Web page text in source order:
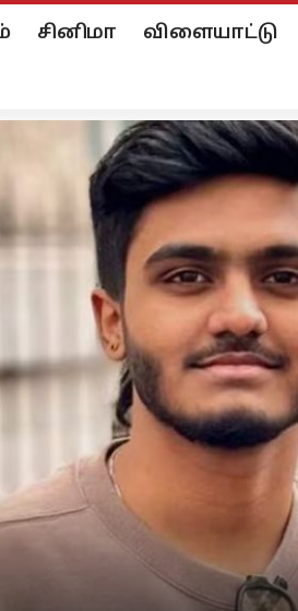
சினிமா விளையாட்டு